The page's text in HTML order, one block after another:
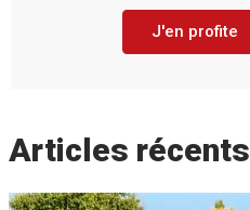
J'en profite
Articles récents